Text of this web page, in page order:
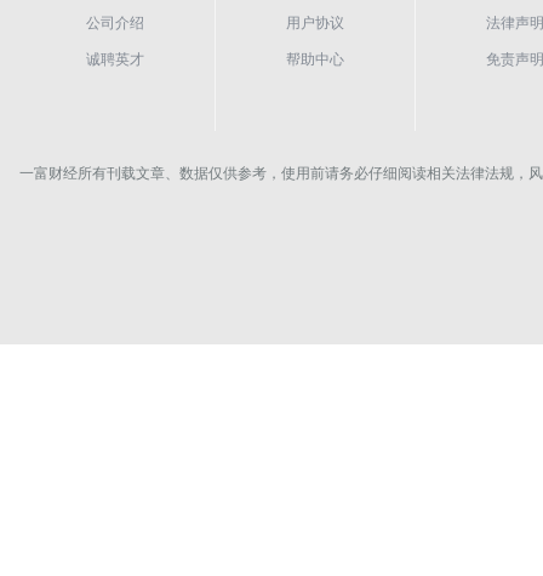
公司介绍
诚聘英才
用户协议
帮助中心
法律声明
免责声明
一富财经所有刊载文章、数据仅供参考，使用前请务必仔细阅读相关法律法规